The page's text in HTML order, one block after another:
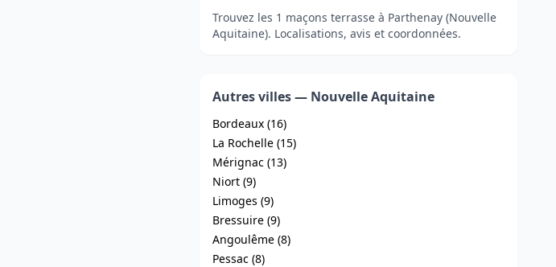
Trouvez les 1 maçons terrasse à Parthenay (Nouvelle
Aquitaine). Localisations, avis et coordonnées.
Autres villes — Nouvelle Aquitaine
Bordeaux (16)
La Rochelle (15)
Mérignac (13)
Niort (9)
Limoges (9)
Bressuire (9)
Angoulême (8)
Pessac (8)